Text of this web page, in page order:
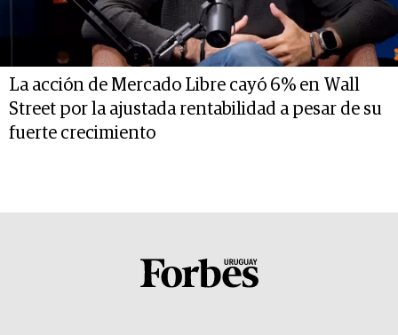
La acción de Mercado Libre cayó 6% en Wall
Street por la ajustada rentabilidad a pesar de su
fuerte crecimiento